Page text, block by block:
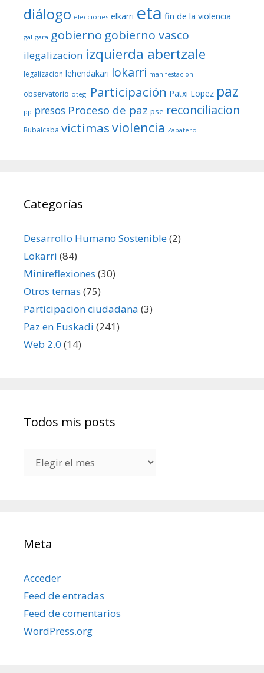
diálogo elecciones elkarri eta fin de la violencia
gal gara gobierno gobierno vasco
ilegalizacion izquierda abertzale
legalizacion lehendakari lokarri manifestacion
observatorio otegi Participación Patxi Lopez paz
pp presos Proceso de paz pse reconciliacion
Rubalcaba victimasviolencia Zapatero
Categorías
Desarrollo Humano Sostenible(2)
Lokarri (84)
Minireflexiones (30)
Otros temas (75)
Participacion ciudadana (3)
Paz en Euskadi (241)
Web 2.0 (14)
Todos mis posts
mis
Meta
Acceder
Feed de entradas
Feed de comentarios
WordPress.org